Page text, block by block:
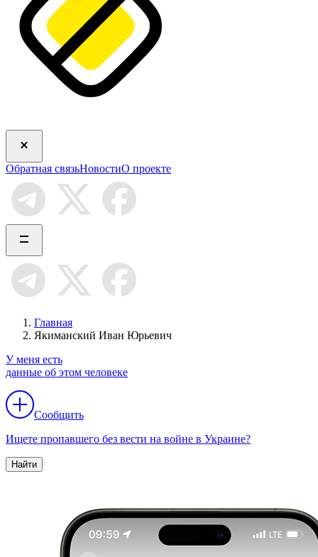
Обратная связьНовостиО проекте
Главная
Якиманский Иван Юрьевич
У меня есть
данные об этом человеке
Сообщить
Ищете пропавшего без вести на войне в Украине?
Найти